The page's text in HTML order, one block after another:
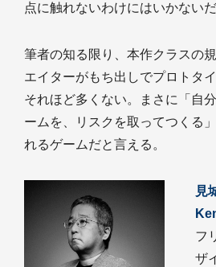
点に触れないわけにはいかないだ
筆者の知る限り、本作クラスの
エイターがもち出しでプロトタ
それほど多くない。まさに「自
ームを、リスクを取ってつくる
れるゲームだと言える。
見
フ
ザ